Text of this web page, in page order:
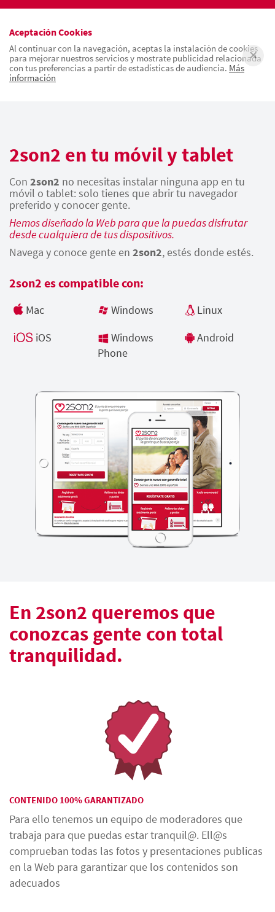
Aceptación Cookies
Al continuar con la navegación, aceptas la instalación de cookies
para mejorar nuestros servicios y mostrate publicidad relacionada
con tus preferencias a partir de estadísticas de audiencia. Más
información
2son2 en tu móvil y tablet
Con 2son2 no necesitas instalar ninguna app en tu
móvil o tablet: solo tienes que abrir tu navegador
preferido y conocer gente.
Hemos diseñado la Web para que la puedas disfrutar
desde cualquiera de tus dispositivos.
Navega y conoce gente en 2son2, estés donde estés.
2son2 es compatible con:
Mac Windows
Linux
iOS
Windows
Phone
Android
En 2son2 queremos que
conozcas gente con total
tranquilidad.
CONTENIDO 100% GARANTIZADO
Para ello tenemos un equipo de moderadores que
trabaja para que puedas estar tranquil@. Ell@s
comprueban todas las fotos y presentaciones publicas
en la Web para garantizar que los contenidos son
adecuados